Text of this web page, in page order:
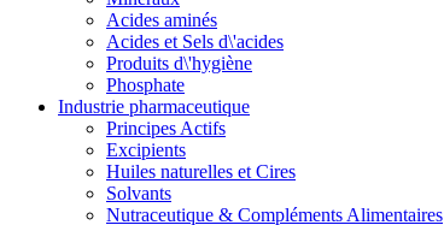
Acides aminés
Acides et Sels d\'acides
Produits d\'hygiène
Phosphate
Industrie pharmaceutique
Principes Actifs
Excipients
Huiles naturelles et Cires
Solvants
Nutraceutique & Compléments Alimentaires